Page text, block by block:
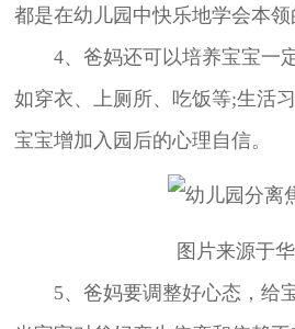
都是在幼儿园中快乐地学会本领
4、爸妈还可以培养宝宝一定
如穿衣、上厕所、吃饭等;生活
宝宝增加入园后的心理自信。
图片来源于
5、爸妈要调整好心态，给宝